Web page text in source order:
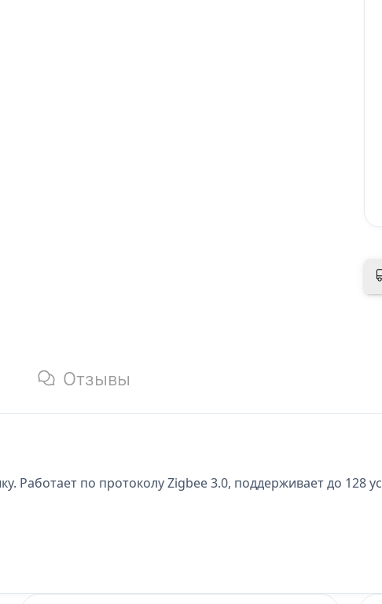
Отзывы
по протоколу Zigbee 3.0, поддерживает до 128